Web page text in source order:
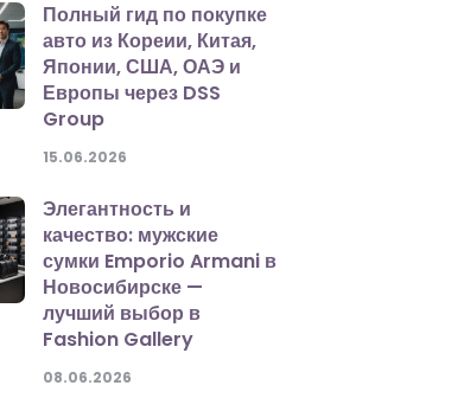
Полный гид по покупке
авто из Кореии, Китая,
Японии, США, ОАЭ и
Европы через DSS
Group
15.06.2026
Элегантность и
качество: мужские
сумки Emporio Armani в
Новосибирске —
лучший выбор в
Fashion Gallery
08.06.2026